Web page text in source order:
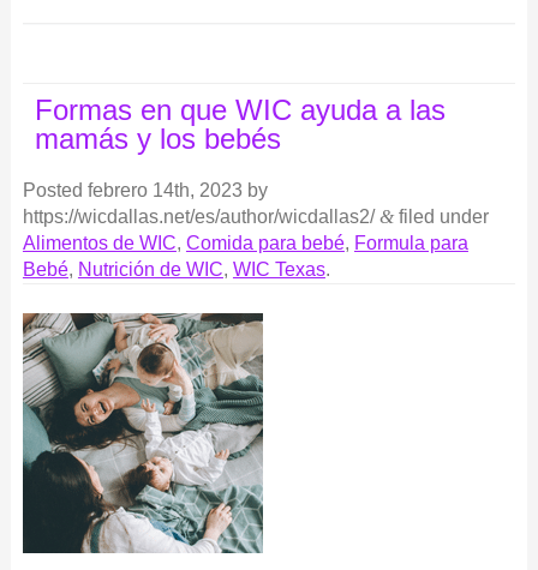
Formas en que WIC ayuda a las
mamás y los bebés
Posted febrero 14th, 2023 by
https://wicdallas.net/es/author/wicdallas2/ &filed under
Alimentos de WIC, Comida para bebé, Formula para
Bebé, Nutrición de WIC, WIC Texas.